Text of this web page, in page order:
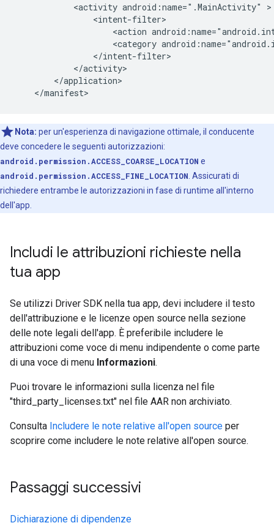
            <activity android:name=".MainActivity" >
                <intent-filter>
<action
<category
                </intent-filter>
            </activity>
        </application>
Nota: per un'esperienza di navigazione ottimale, il conducente
deve concedere le seguenti autorizzazioni:
android.permission.ACCESS_COARSE_LOCATION e
android.permission.ACCESS_FINE_LOCATION . Assicurati di
richiedere entrambe le autorizzazioni in fase di runtime all'interno
dell'app.
Includi le attribuzioni richieste nella
tua app
Se utilizzi Driver SDK nella tua app, devi includere il testo
dell'attribuzione e le licenze open source nella sezione
delle note legali dell'app. È preferibile includere le
attribuzioni come voce di menu indipendente o come parte
di una voce di menu Informazioni.
Puoi trovare le informazioni sulla licenza nel file
"third_party_licenses.txt" nel file AAR non archiviato.
Consulta Includere le note relative all'open source per
scoprire come includere le note relative all'open source.
Passaggi successivi
Dichiarazione di dipendenze